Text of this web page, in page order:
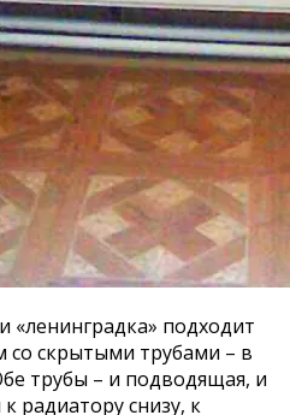
подходит
со скрытыми трубами – в
трубы – и подводящая, и
радиатору снизу, к